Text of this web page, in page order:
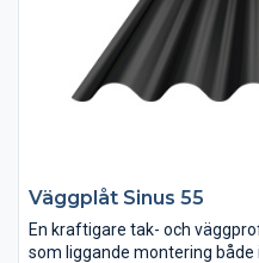
Väggplåt Sinus 55
En kraftigare tak- och
som liggande montering